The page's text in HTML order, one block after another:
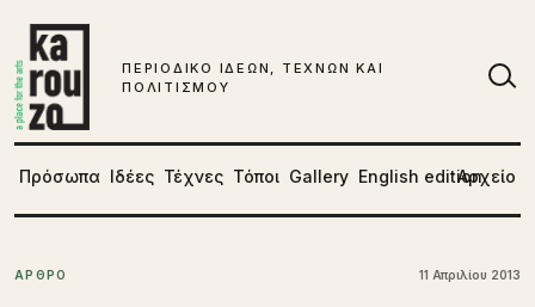
ΠΕΡΙΟΔΙΚΟ ΙΔΕΩΝ, ΤΕΧΝΩΝ ΚΑΙ
ΠΟΛΙΤΙΣΜΟΥ
Πρόσωπα Ιδέες Τέχνες Τόποι Gallery English editionΑρχείο
ΑΡΘΡΟ 11 Απριλίου 2013